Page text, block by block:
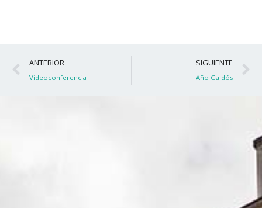
Ant
ANTERIOR
Videoconferencia
SIGUIENTE
Año Galdós